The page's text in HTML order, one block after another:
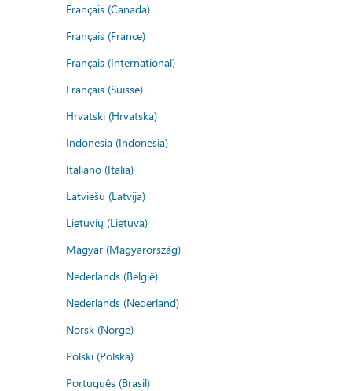
Français (Canada)
Français (France)
Français (International)
Français (Suisse)
Hrvatski (Hrvatska)
Indonesia (Indonesia)
Italiano (Italia)
Latviešu (Latvija)
Lietuvių (Lietuva)
Magyar (Magyarország)
Nederlands (België)
Nederlands (Nederland)
Norsk (Norge)
Polski (Polska)
Português (Brasil)